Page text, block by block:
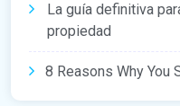
La guía definitiva
propiedad
8 Reasons Why You